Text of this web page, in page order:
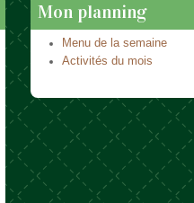
Mon planning
Menu de la semaine
Activités du mois